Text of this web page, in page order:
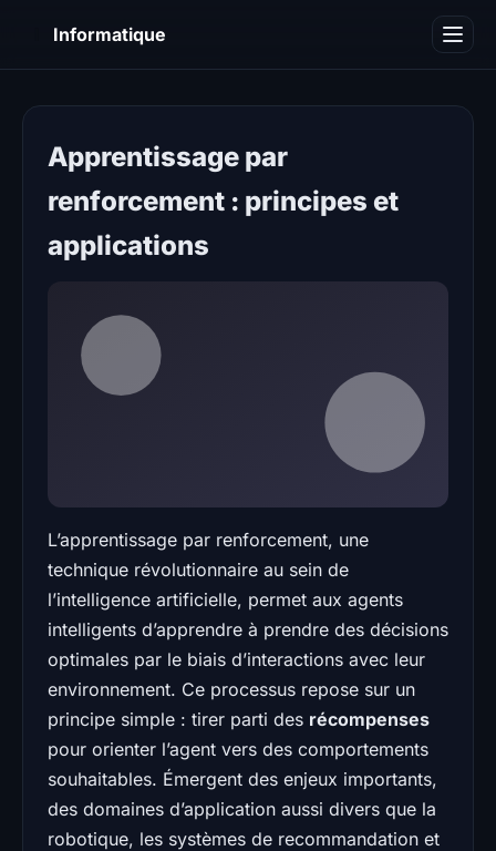
Informatique
Apprentissage par
renforcement : principes et
applications
L’apprentissage par renforcement, une
technique révolutionnaire au sein de
l’intelligence artificielle, permet aux agents
intelligents d’apprendre à prendre des décisions
optimales par le biais d’interactions avec leur
environnement. Ce processus repose sur un
principe simple : tirer parti des récompenses
pour orienter l’agent vers des comportements
souhaitables. Émergent des enjeux importants,
des domaines d’application aussi divers que la
robotique, les systèmes de recommandation et